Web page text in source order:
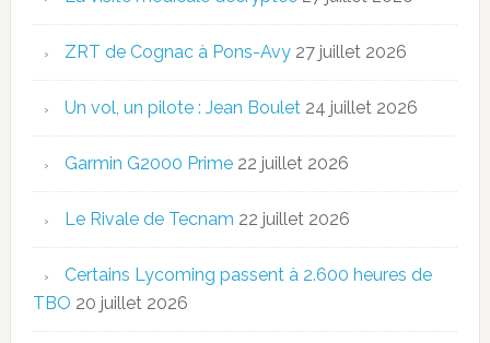
ZRT de Cognac à Pons-Avy 27 juillet 2026
Un vol, un pilote : Jean Boulet 24 juillet 2026
Garmin G2000 Prime 22 juillet 2026
Le Rivale de Tecnam 22 juillet 2026
Certains Lycoming passent à 2.600 heures de
TBO 20 juillet 2026